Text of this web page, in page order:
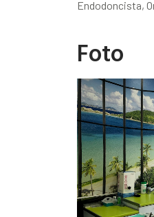
Endodoncista,
Foto